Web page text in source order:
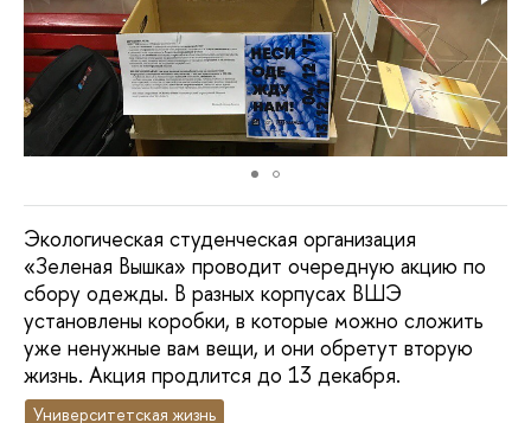
Экологическая студенческая организация
«Зеленая Вышка» проводит очередную акцию по
сбору одежды. В разных корпусах ВШЭ
установлены коробки, в которые можно сложить
уже ненужные вам вещи, и они обретут вторую
жизнь. Акция продлится до 13 декабря.
Университетская жизнь